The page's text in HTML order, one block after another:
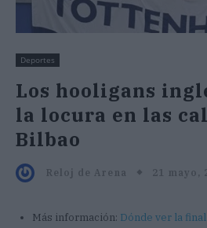
Deportes
Los hooligans
la locura en las
Bilbao
Reloj de Arena 21 mayo,
Más información: Dónde ver la